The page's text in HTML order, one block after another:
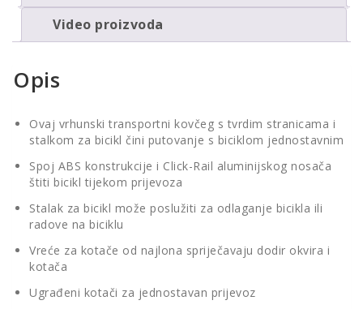
Video proizvoda
Opis
Ovaj vrhunski transportni kovčeg s tvrdim stranicama i
stalkom za bicikl čini putovanje s biciklom jednostavnim
Spoj ABS konstrukcije i Click-Rail aluminijskog nosača
štiti bicikl tijekom prijevoza
Stalak za bicikl može poslužiti za odlaganje bicikla ili
radove na biciklu
Vreće za kotače od najlona spriječavaju dodir okvira i
kotača
Ugrađeni kotači za jednostavan prijevoz